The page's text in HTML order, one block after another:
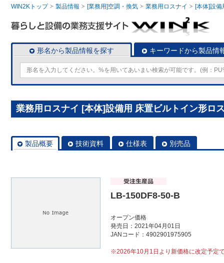
WIN2Kトップ 製品情報 [業務用]空調・換気 業務用ロスナイ [本体]設備
形名から製品情報を探す キーワードから製品情
業務用ロスナイ [本体]設備用 床置ビルトイン形ロ
製品概要 技術資料 仕様表 別売品
LB-150DF8-50-B
オープン価格
発売日：2021年04月01日
JANコード：4902901975905
※2026年10月1日より新価格に改定予定